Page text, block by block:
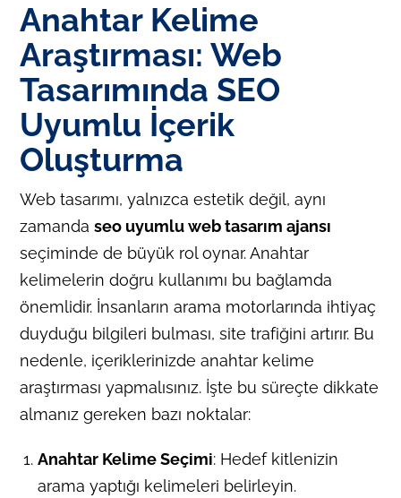
Anahtar Kelime
Araştırması: Web
Tasarımında SEO
Uyumlu İçerik
Oluşturma
Web tasarımı, yalnızca estetik değil, aynı
zamandaseo uyumlu web tasarım ajansı
seçiminde de büyük rol oynar. Anahtar
kelimelerin doğru kullanımı bu bağlamda
önemlidir. İnsanların arama motorlarında ihtiyaç
duyduğu bilgileri bulması, site trafiğini artırır. Bu
nedenle, içeriklerinizde anahtar kelime
araştırması yapmalısınız. İşte bu süreçte dikkate
almanız gereken bazı noktalar:
Anahtar Kelime Seçimi: Hedef kitlenizin
arama yaptığı kelimeleri belirleyin.